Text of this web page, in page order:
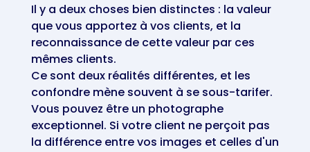
Il y a deux choses bien distinctes : la valeur
que vous apportez à vos clients, et la
reconnaissance de cette valeur par ces
mêmes clients.
Ce sont deux réalités différentes, et les
confondre mène souvent à se sous-tarifer.
Vous pouvez être un photographe
exceptionnel. Si votre client ne perçoit pas
la différence entre vos images et celles d'un